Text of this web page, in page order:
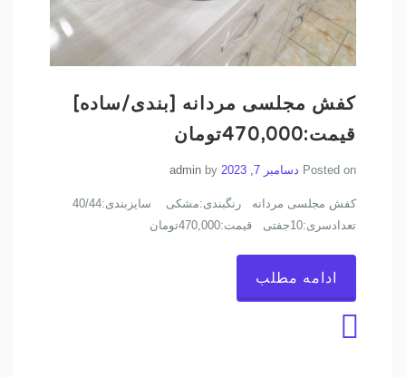
کفش مجلسی مردانه [بندی/ساده]
قیمت:470,000تومان
Posted on دسامبر 7, 2023 admin
تعدادسری:10جفتی قیمت:470,000تومان
ادامه مطلب